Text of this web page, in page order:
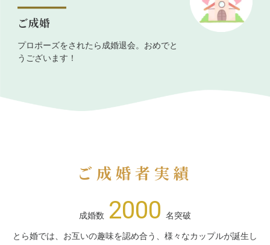
ご成婚
プロポーズをされたら成婚退会。おめでと
うございます！
ご成婚者実績
成婚数 2000 名突破
とら婚では、お互いの趣味を認め合う、様々なカップルが誕生し